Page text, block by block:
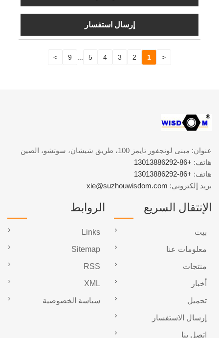
إرسال استفسار
<
1
2
3
4
5
9
>
عنوان: مبنى لونجفور تايمز 100، طريق شيشان، سوتشو، الصين
هاتف: +86-13013886292
هاتف: +86-13013886292
بريد إلكتروني: xie@suzhouwisdom.com
الإنتقال السريع
بيت
معلومات عنا
منتجات
أخبار
تحميل
إرسال الاستفسار
اتصل بنا
الروابط
Links
Sitemap
RSS
XML
سياسة الخصوصية